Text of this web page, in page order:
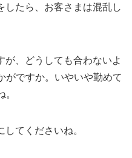
たら、お客さまは混乱し
、どうしても合わないよ
がですか。いやいや勤めて
てくださいね。